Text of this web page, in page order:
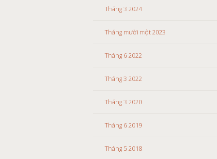
Tháng 3 2024
Tháng mười một 2023
Tháng 6 2022
Tháng 3 2022
Tháng 3 2020
Tháng 6 2019
Tháng 5 2018